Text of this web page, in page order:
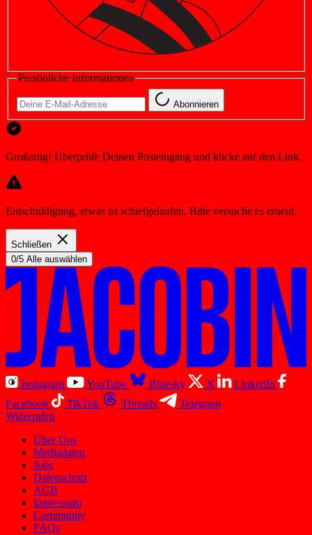
Persönliche Informationen
Abonnieren
Großartig! Überprüfe Deinen Posteingang und klicke auf den Link.
Entschuldigung, etwas ist schiefgelaufen. Bitte versuche es erneut.
Schließen
0/5 Alle auswählen
Instagram YouTube Bluesky X
LinkedIn
Facebook
TikTok Threads
Telegram
Widerrufen
Über Uns
Mediadaten
Jobs
Datenschutz
AGB
Impressum
Community
FAQs